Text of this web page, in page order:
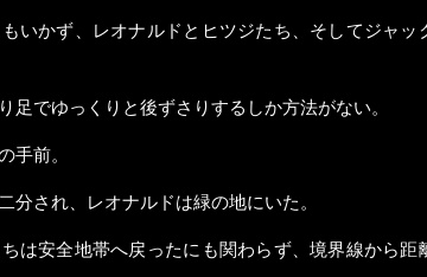
いかず、レオナルドとヒツジたち、そしてジャ
足でゆっくりと後ずさりするしか方法がない。
手前。
され、レオナルドは緑の地にいた。
は安全地帯へ戻ったにも関わらず、境界線から